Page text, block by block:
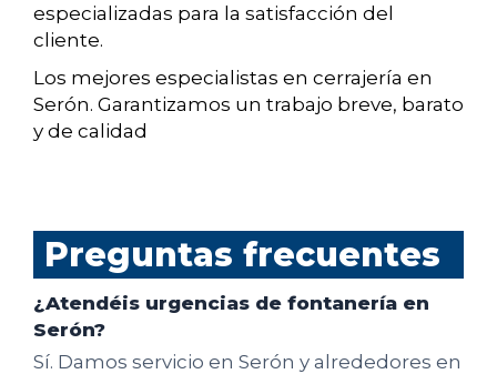
especializadas para la satisfacción del
cliente.
Los mejores especialistas en cerrajería en
Serón. Garantizamos un trabajo breve, barato
y de calidad
Preguntas frecuentes
¿Atendéis urgencias de fontanería en
Serón?
Sí. Damos servicio en Serón y alrededores en